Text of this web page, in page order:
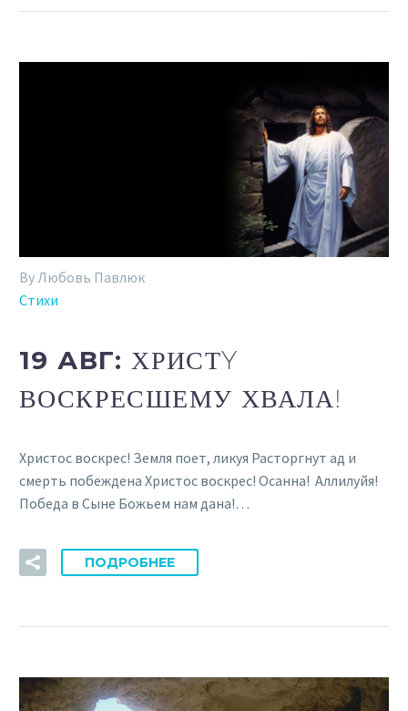
By Любовь Павлюк
Стихи
19 АВГ:ХРИСТY
ВОСКРЕСШЕМУ ХВАЛА!
Христос воскрес! Земля поет, ликуя Расторгнут ад и
смерть побеждена Христос воскрес! Осанна! Аллилуйя!
Победа в Сыне Божьем нам дана!…
ПОДРОБНЕЕ